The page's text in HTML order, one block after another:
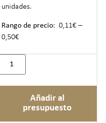
unidades.
Rango de precio: 0,11€ –
0,50€
Añadir al
presupuesto